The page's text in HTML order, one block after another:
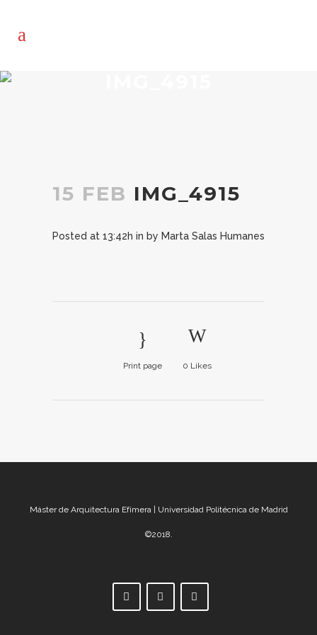
15 FEB IMG_4915
Posted at 13:42h in by Marta Salas Humanes
Print page 0 Likes
Máster de Arquitectura Efímera | Universidad Politécnica de Madrid
©2018.